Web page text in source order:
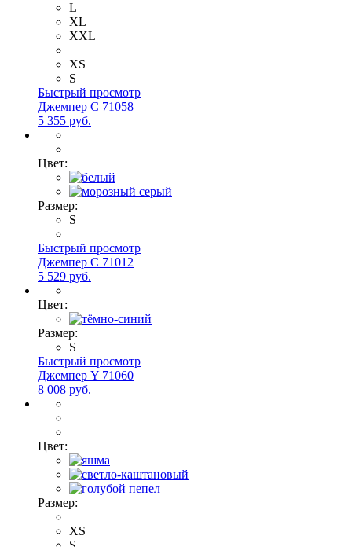
L
XL
XXL
XS
S
Быстрый просмотр
Джемпер С 71058
5 355 руб.
Цвет:
Размер:
S
Быстрый просмотр
Джемпер С 71012
5 529 руб.
Цвет:
Размер:
S
Быстрый просмотр
Джемпер Y 71060
8 008 руб.
Цвет:
Размер:
XS